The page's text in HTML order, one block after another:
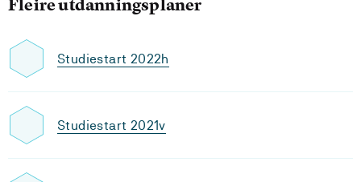
Fleire utdanningsplaner
Studiestart 2022h
Studiestart 2021v